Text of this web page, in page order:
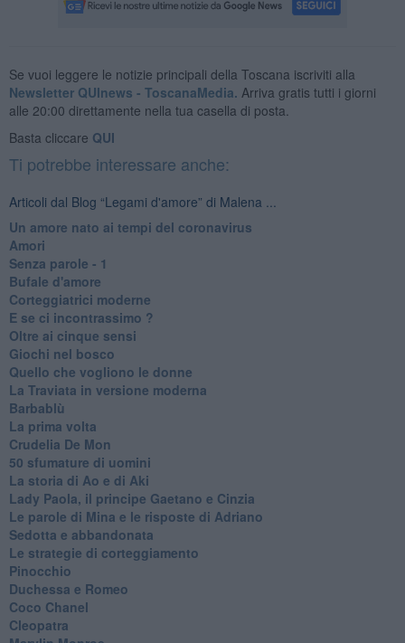
Se vuoi leggere le notizie principali della Toscana iscriviti alla
Newsletter QUInews - ToscanaMedia. Arriva gratis tutti i giorni
alle 20:00 direttamente nella tua casella di posta.
Basta cliccare QUI
Ti potrebbe interessare anche:
Articoli dal Blog “Legami d'amore” di Malena ...
Un amore nato ai tempi del coronavirus
Amori
Senza parole - 1
Bufale d'amore
Corteggiatrici moderne
E se ci incontrassimo ?
Oltre ai cinque sensi
Giochi nel bosco
Quello che vogliono le donne
La Traviata in versione moderna
Barbablù
La prima volta
Crudelia De Mon
50 sfumature di uomini
La storia di Ao e di Aki
Lady Paola, il principe Gaetano e Cinzia
Le parole di Mina e le risposte di Adriano
Sedotta e abbandonata
Le strategie di corteggiamento
Pinocchio
Duchessa e Romeo
Coco Chanel
Cleopatra